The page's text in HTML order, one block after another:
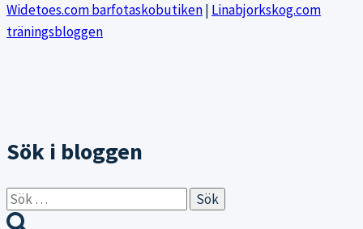
Widetoes.com barfotaskobutiken| Linabjorkskog.com
träningsbloggen
Sök i bloggen
Sök
efter: